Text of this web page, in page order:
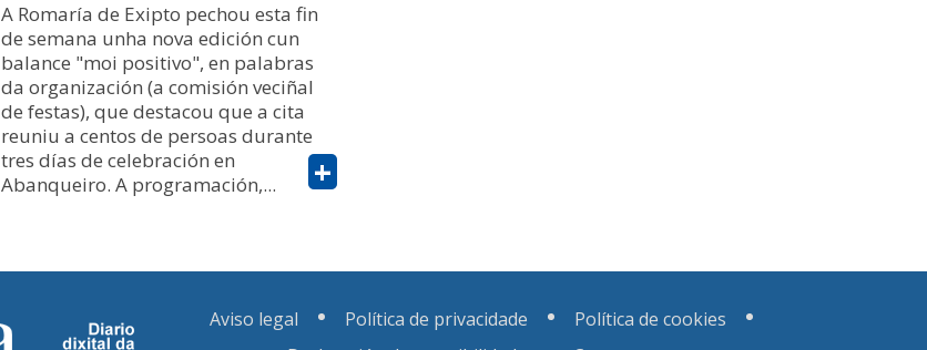
A Romaría de Exipto pechou esta fin
de semana unha nova edición cun
balance "moi positivo", en palabras
da organización (a comisión veciñal
de festas), que destacou que a cita
reuniu a centos de persoas durante
tres días de celebración en
Abanqueiro. A programación,...
+
Aviso legal Política de privacidade
Política de cookies